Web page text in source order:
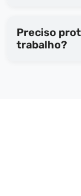
Preciso
trabalho?